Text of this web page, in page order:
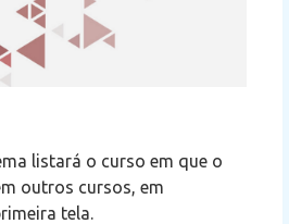
listará o curso em que o
outros cursos, em
tela.